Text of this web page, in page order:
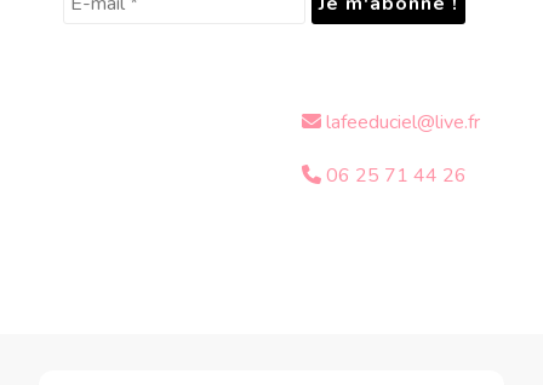
lafeeduciel@live.fr
06 25 71 44 26